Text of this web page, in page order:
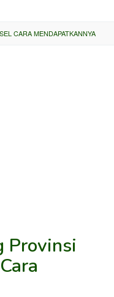
CARA MENDAPATKANNYA
Provinsi